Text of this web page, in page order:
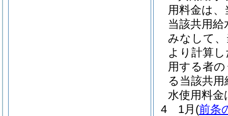
用料金は
当該共用
みなして
より計算
用する者
る当該共
水使用料
4
1月 (前条